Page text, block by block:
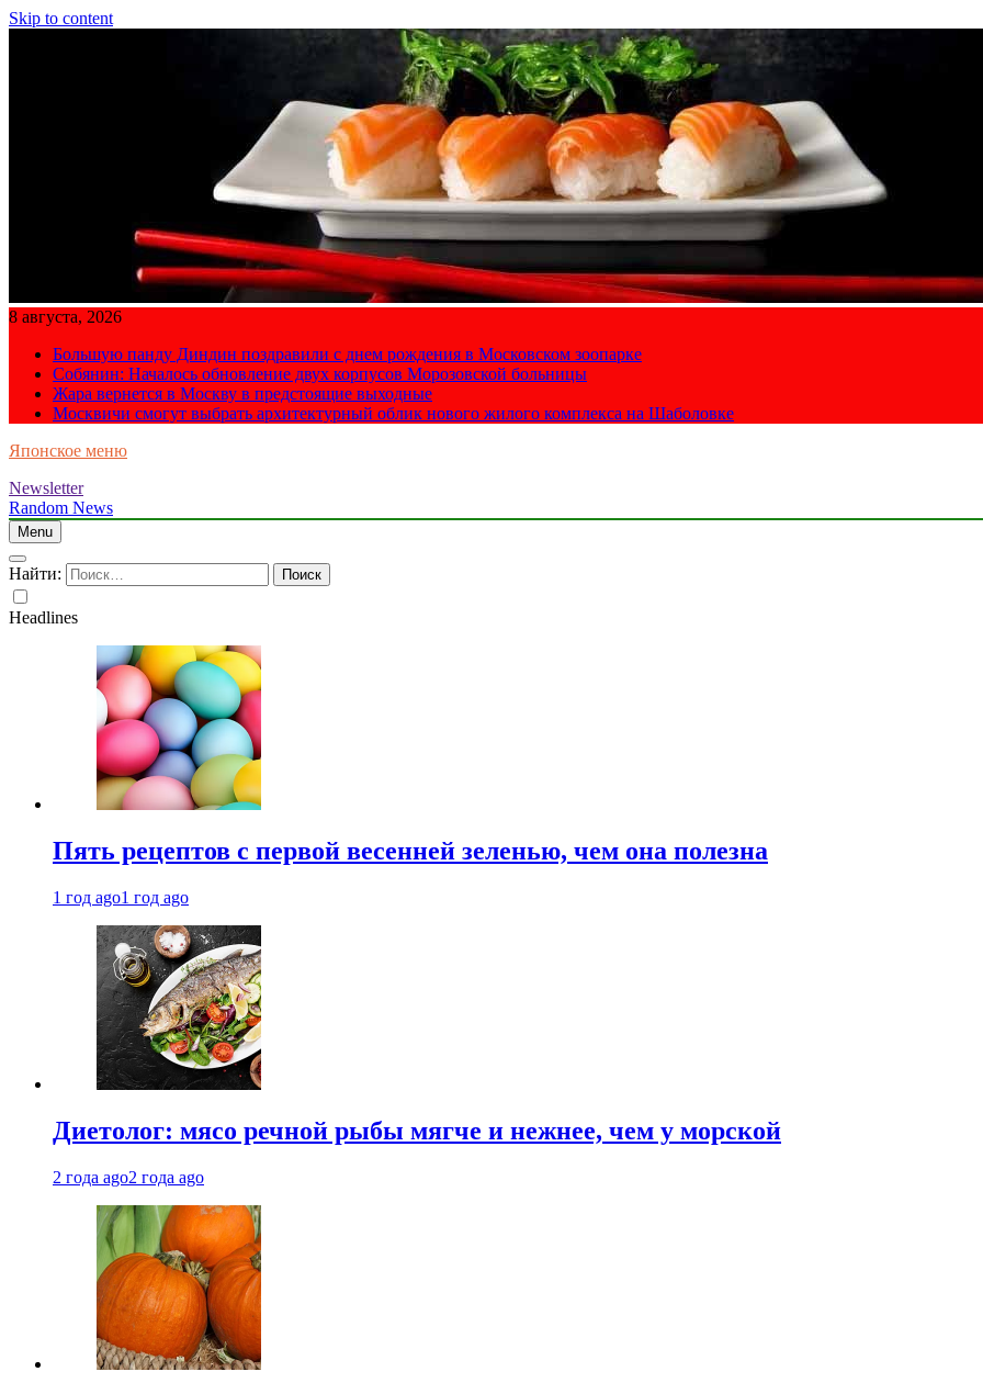
Skip to content
8 августа, 2026
Большую панду Диндин поздравили с днем рождения в Московском зоопарке
Собянин: Началось обновление двух корпусов Морозовской больницы
Жара вернется в Москву в предстоящие выходные
Москвичи смогут выбрать архитектурный облик нового жилого комплекса на Шаболовке
Японское меню
Newsletter
Random News
Menu
Найти:
Headlines
Пять рецептов с первой весенней зеленью, чем она полезна
1 год ago1 год ago
Диетолог: мясо речной рыбы мягче и нежнее, чем у морской
2 года ago2 года ago